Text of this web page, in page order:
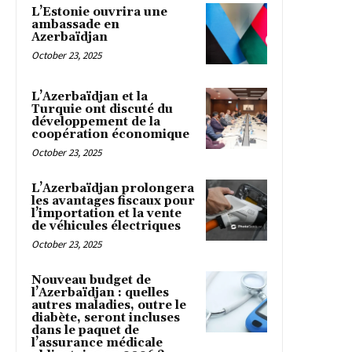
L’Estonie ouvrira une
ambassade en
Azerbaïdjan
October 23, 2025
L’Azerbaïdjan et la
Turquie ont discuté du
développement de la
coopération économique
October 23, 2025
L’Azerbaïdjan prolongera
les avantages fiscaux pour
l’importation et la vente
de véhicules électriques
October 23, 2025
Nouveau budget de
l’Azerbaïdjan : quelles
autres maladies, outre le
diabète, seront incluses
dans le paquet de
l’assurance médicale